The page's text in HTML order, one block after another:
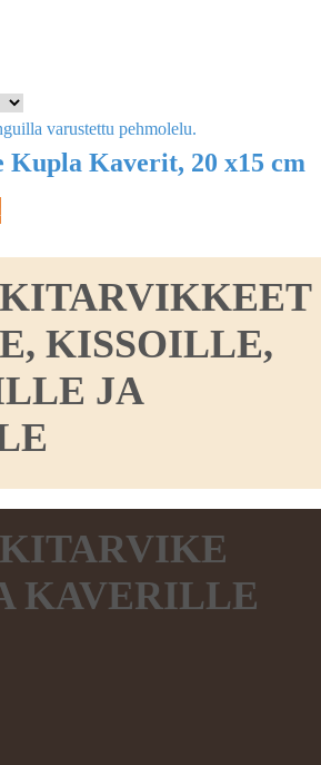
Kupla Kaverit, 20 x15 cm
KISSOILLE,
JA
KAVERILLE